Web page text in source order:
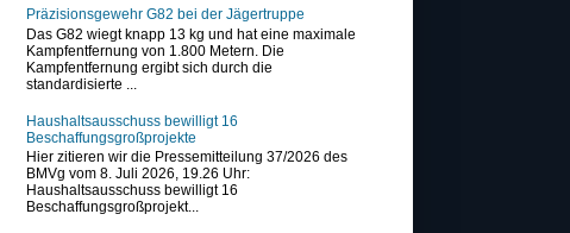
Präzisionsgewehr G82 bei der Jägertruppe
Das G82 wiegt knapp 13 kg und hat eine maximale
Kampfentfernung von 1.800 Metern. Die
Kampfentfernung ergibt sich durch die
standardisierte ...
Haushaltsausschuss bewilligt 16
Beschaffungsgroßprojekte
Hier zitieren wir die Pressemitteilung 37/2026 des
BMVg vom 8. Juli 2026, 19.26 Uhr:
Haushaltsausschuss bewilligt 16
Beschaffungsgroßprojekt...